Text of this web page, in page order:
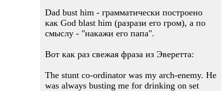
Dad bust him - грамматически построено
как God blast him (разрази его гром), а по
смыслу - "накажи его папа".
Вот как раз свежая фраза из Эверетта:
The stunt co-ordinator was my arch-enemy. He
was always busting me for drinking on set